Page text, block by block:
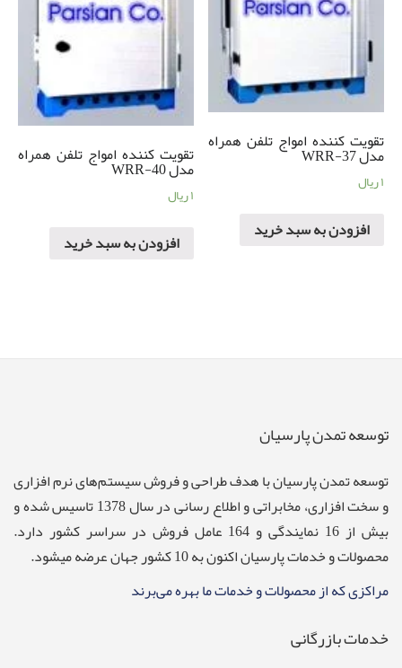
تقویت کننده امواج تلفن همراه
مدل WRR-37
۱ریال
افزودن به سبد خرید
تقویت کننده امواج تلفن همراه
مدل WRR-40
۱ریال
افزودن به سبد خرید
توسعه تمدن پارسیان
توسعه تمدن پارسيان با هدف طراحی و فروش سيستم‌های نرم افزاری
و سخت افزاری، مخابراتی و اطلاع رسانی در سال 1378 تاسیس شده و
بیش از 16 نمایندگی و 164 عامل فروش در سراسر کشور دارد.
محصولات و خدمات پارسیان اکنون به 10 کشور جهان عرضه میشود.
مراکزی که از محصولات و خدمات ما بهره می‌برند
خدمات بازرگانی